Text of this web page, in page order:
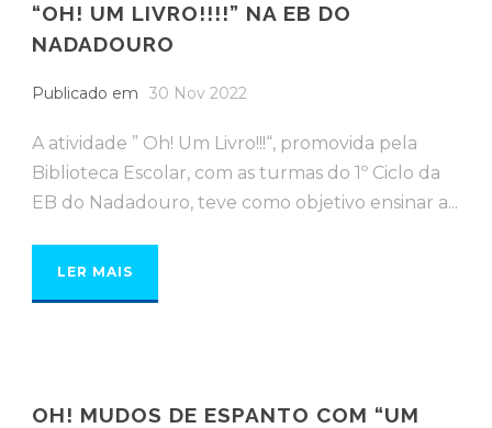
“OH! UM LIVRO!!!!” NA EB DO
NADADOURO
Publicado em 30 Nov 2022
A atividade ” Oh! Um Livro!!!“, promovida pela
Biblioteca Escolar, com as turmas do 1º Ciclo da
EB do Nadadouro, teve como objetivo ensinar a...
LER MAIS
OH! MUDOS DE ESPANTO COM “UM